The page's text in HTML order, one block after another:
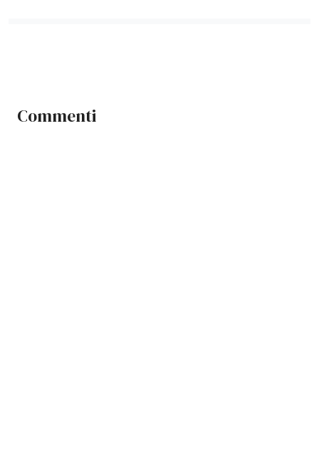
Commenti